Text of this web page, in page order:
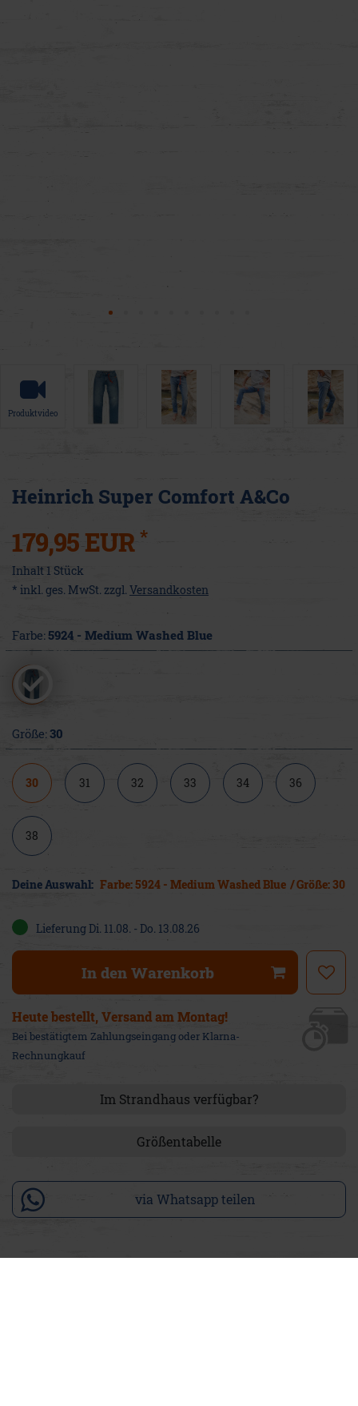
Produktvideo
Heinrich Super Comfort A&Co
179,95 EUR *
Inhalt 1 Stück
* inkl. ges. MwSt. zzgl. Versandkosten
Farbe:5924 - Medium Washed Blue
Größe:30
30 31 32 33 34 36
38
Deine Auswahl: Farbe: 5924 - Medium Washed Blue / Größe: 30
Lieferung Di. 11.08. - Do. 13.08.26
In den Warenkorb
Heute bestellt, Versand am Montag!
Bei bestätigtem Zahlungseingang oder Klarna-
Rechnungkauf
Im Strandhaus verfügbar?
Größentabelle
via Whatsapp teilen